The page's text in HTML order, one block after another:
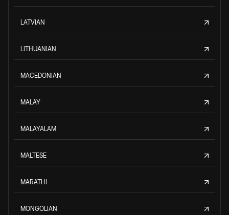
LATVIAN
LITHUANIAN
MACEDONIAN
MALAY
MALAYALAM
MALTESE
MARATHI
MONGOLIAN